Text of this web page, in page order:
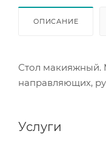
ОПИСАНИЕ
Стол макияжный.
направляющих,
Услуги